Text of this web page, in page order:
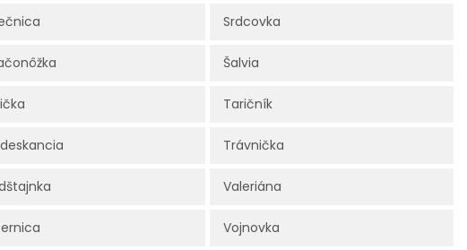
Srdcovka
Šalvia
Taričník
Trávnička
Valeriána
Vojnovka